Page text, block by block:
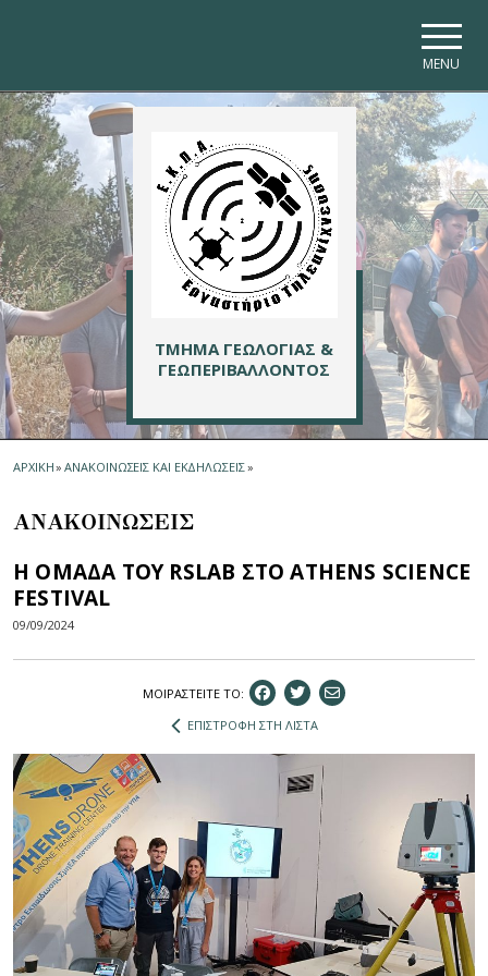
MENU
ΤΜΗΜΑ ΓΕΩΛΟΓΙΑΣ &
ΓΕΩΠΕΡΙΒΑΛΛΟΝΤΟΣ
ΑΡΧΙΚΗ» ΑΝΑΚΟΙΝΩΣΕΙΣ ΚΑΙ ΕΚΔΗΛΩΣΕΙΣ»
ΑΝΑΚΟΙΝΩΣΕΙΣ
Η ΟΜΑΔΑ ΤΟΥ RSLAB ΣΤΟ ATHENS SCIENCE
FESTIVAL
09/09/2024
ΜΟΙΡΑΣΤEIΤΕ ΤΟ:
ΕΠΙΣΤΡΟΦΗ ΣΤΗ ΛΙΣΤΑ